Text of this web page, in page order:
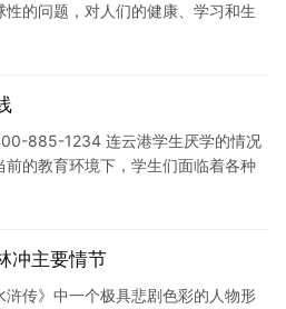
的问题，对人们的健康、学习和生
885-1234 连云港学生厌学的情况
的教育环境下，学生们面临着各种
冲主要情节
传》中一个极具悲剧色彩的人物形